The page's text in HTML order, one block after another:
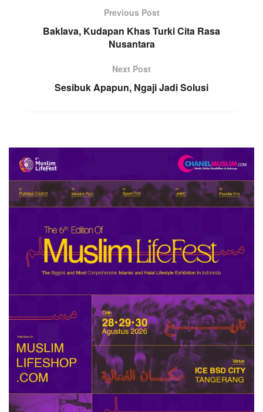
Previous Post
Baklava, Kudapan Khas Turki Cita Rasa
Nusantara
Next Post
Sesibuk Apapun, Ngaji Jadi Solusi